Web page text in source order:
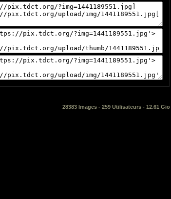
28383 Images - 259 Utilisateurs - 12.61 Gio